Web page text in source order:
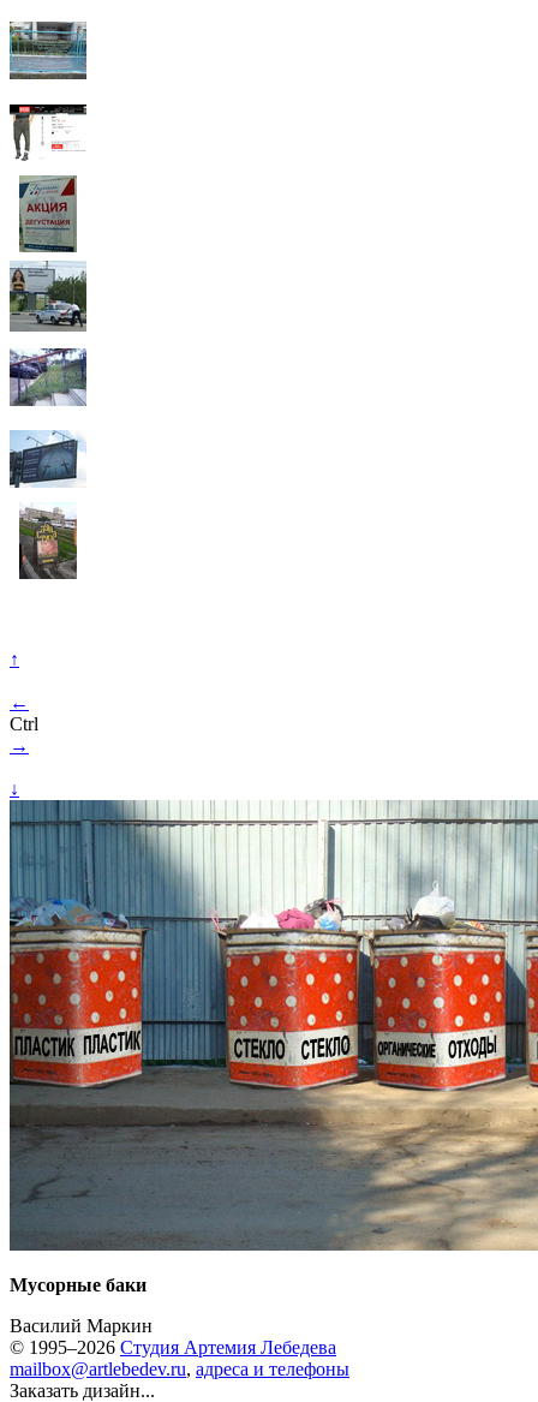
↑
←
Ctrl
→
↓
Мусорные баки
Василий Маркин
© 1995–2026 Студия Артемия Лебедева
mailbox@artlebedev.ru, адреса и телефоны
Заказать дизайн...